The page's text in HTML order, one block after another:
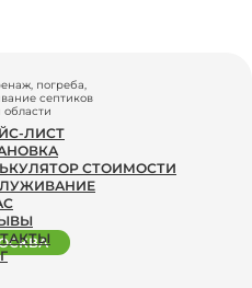
погреба,
септиков
ЛИСТ
СТОИМОСТИ